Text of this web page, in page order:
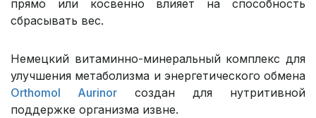
прямо или косвенно влияет на способность
сбрасывать вес.
Немецкий витаминно-минеральный комплекс для
улучшения метаболизма и энергетического обмена
Orthomol Aurinor создан для нутритивной
поддержке организма извне.